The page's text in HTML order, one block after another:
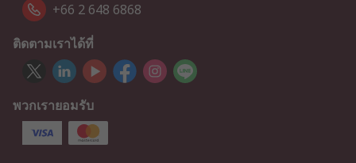
+66 2 648 6868
ติดตามเราได้ที่
พวกเรายอมรับ